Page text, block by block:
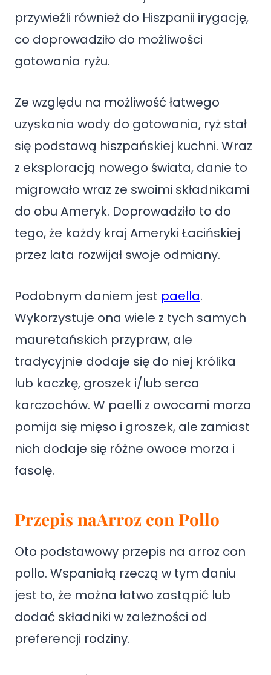
przywieźli również do Hiszpanii irygację,
co doprowadziło do możliwości
gotowania ryżu.
Ze względu na możliwość łatwego
uzyskania wody do gotowania, ryż stał
się podstawą hiszpańskiej kuchni. Wraz
z eksploracją nowego świata, danie to
migrowało wraz ze swoimi składnikami
do obu Ameryk. Doprowadziło to do
tego, że każdy kraj Ameryki Łacińskiej
przez lata rozwijał swoje odmiany.
Podobnym daniem jest paella.
Wykorzystuje ona wiele z tych samych
mauretańskich przypraw, ale
tradycyjnie dodaje się do niej królika
lub kaczkę, groszek i/lub serca
karczochów. W paelli z owocami morza
pomija się mięso i groszek, ale zamiast
nich dodaje się różne owoce morza i
fasolę.
Przepis naArroz con Pollo
Oto podstawowy przepis na arroz con
pollo. Wspaniałą rzeczą w tym daniu
jest to, że można łatwo zastąpić lub
dodać składniki w zależności od
preferencji rodziny.